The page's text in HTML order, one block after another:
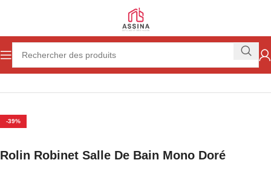
Accueil Plomberie Distribution de l'eau Robinetterie Robinet
-39%
Rolin Robinet Salle De Bain Mono Doré